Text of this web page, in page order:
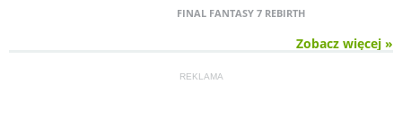
FINAL FANTASY 7 REBIRTH
Zobacz więcej »
REKLAMA